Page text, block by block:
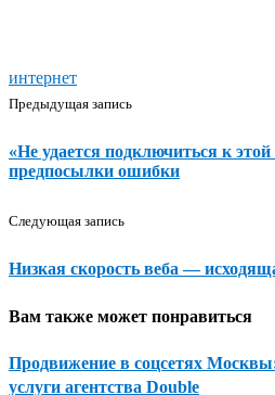
интернет
Предыдущая запись
«Не удается подключиться к
предпосылки ошибки
Следующая запись
Низкая скорость веба —
Вам также может понравиться
Продвижение в соцсетях
услуги агентства Double